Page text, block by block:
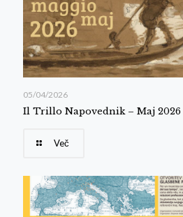
05/04/2026
Il Trillo Napovednik – Maj 2026
Več